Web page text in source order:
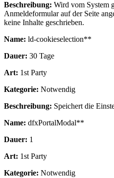
Beschreibung: Wird vom System
Anmeldeformular auf der Seite
keine Inhalte geschrieben.
Name: ld-cookieselection**
Dauer: 30 Tage
Art: 1st Party
Kategorie: Notwendig
Beschreibung: Speichert die
Name: dfxPortalModal**
Dauer: 1
Art: 1st Party
Kategorie: Notwendig